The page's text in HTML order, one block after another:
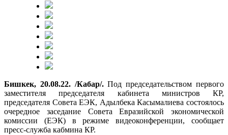
Бишкек, 20.08.22. /Кабар/.Под председательством первого
заместителя председателя кабинета министров КР,
председателя Совета ЕЭК, Адылбека Касымалиева состоялось
очередное заседание Совета Евразийской экономической
комиссии (ЕЭК) в режиме видеоконференции, сообщает
пресс-служба кабмина КР.